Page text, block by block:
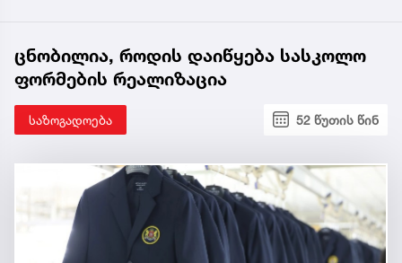
ცნობილია, როდის დაიწყება სასკოლო
ფორმების რეალიზაცია
საზოგადოება 52 წუთის წინ